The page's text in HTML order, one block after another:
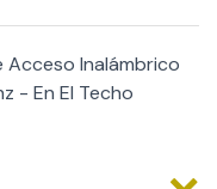
Inalámbrico
- En El Techo